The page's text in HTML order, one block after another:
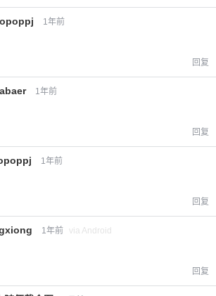
1年前
回复
1年前
回复
1年前
回复
1年前 via Android
回复